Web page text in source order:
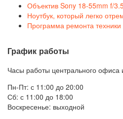
Объектив Sony 18-55mm f/
Ноутбук, который легко
Программа ремонта техники
График работы
Часы работы центрального офиса
Пн-Пт: с 11:00 до 20:00
Сб: с 11:00 до 18:00
Воскресенье: выходной